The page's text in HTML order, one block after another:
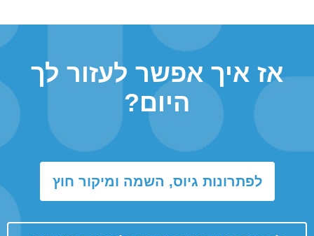
אז איך אפשר לעזור לך
היום?
לפתרונות גיוס, השמה ומיקור חוץ